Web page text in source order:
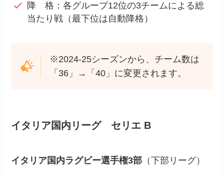
降 格：各グループ12位の3チームによる総
当たり戦（最下位は自動降格）
※2024-25シーズンから、チーム数は
「36」→「40」に変更されます。
イタリア国内リーグ セリエ B
イタリア国内ラグビー選手権3部 （下部リーグ）